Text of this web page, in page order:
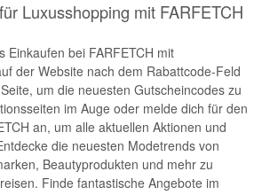
Luxusshopping mit FARFETCH
Einkaufen bei FARFETCH mit
der Website nach dem Rabattcode-Feld
um die neuesten Gutscheincodes zu
im Auge oder melde dich für den
an, um alle aktuellen Aktionen und
die neuesten Modetrends von
Beautyprodukten und mehr zu
Finde fantastische Angebote im